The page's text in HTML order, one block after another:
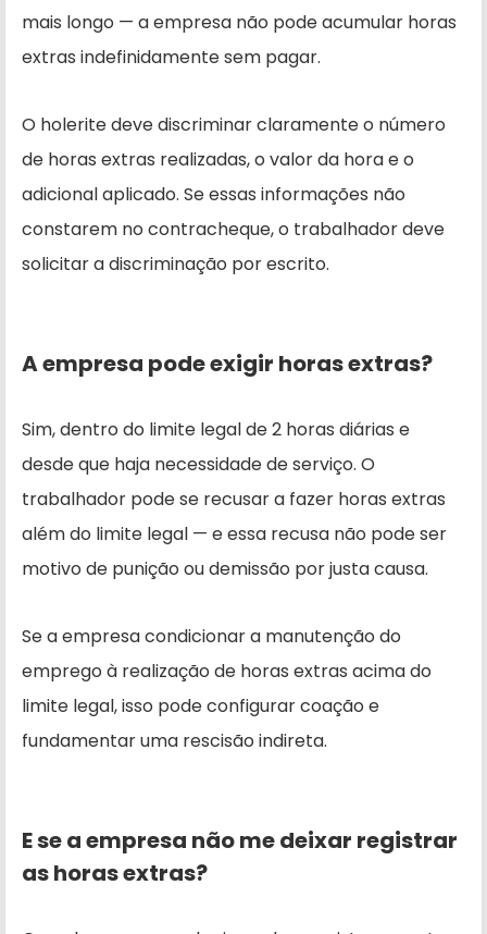
mais longo — a empresa não pode acumular horas
extras indefinidamente sem pagar.
O holerite deve discriminar claramente o número
de horas extras realizadas, o valor da hora e o
adicional aplicado. Se essas informações não
constarem no contracheque, o trabalhador deve
solicitar a discriminação por escrito.
A empresa pode exigir horas extras?
Sim, dentro do limite legal de 2 horas diárias e
desde que haja necessidade de serviço. O
trabalhador pode se recusar a fazer horas extras
além do limite legal — e essa recusa não pode ser
motivo de punição ou demissão por justa causa.
Se a empresa condicionar a manutenção do
emprego à realização de horas extras acima do
limite legal, isso pode configurar coação e
fundamentar uma rescisão indireta.
E se a empresa não me deixar registrar
as horas extras?